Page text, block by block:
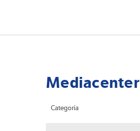
Mediacenter
Categoría